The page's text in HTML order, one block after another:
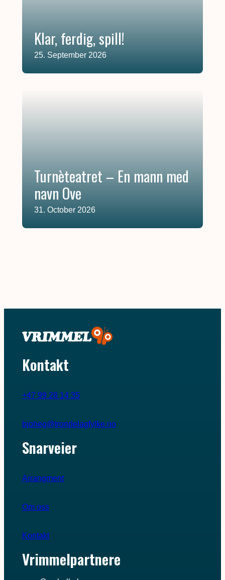
Klar, ferdig, spill!
25. September 2026
Turnèteatret – En mann med
navn Ove
31. October 2026
Kontakt
+47 99 28 14 35
bjoheg@trondelagfylke.no
Snarveier
Arrangment
Om oss
Kontakt
Vrimmelpartnere